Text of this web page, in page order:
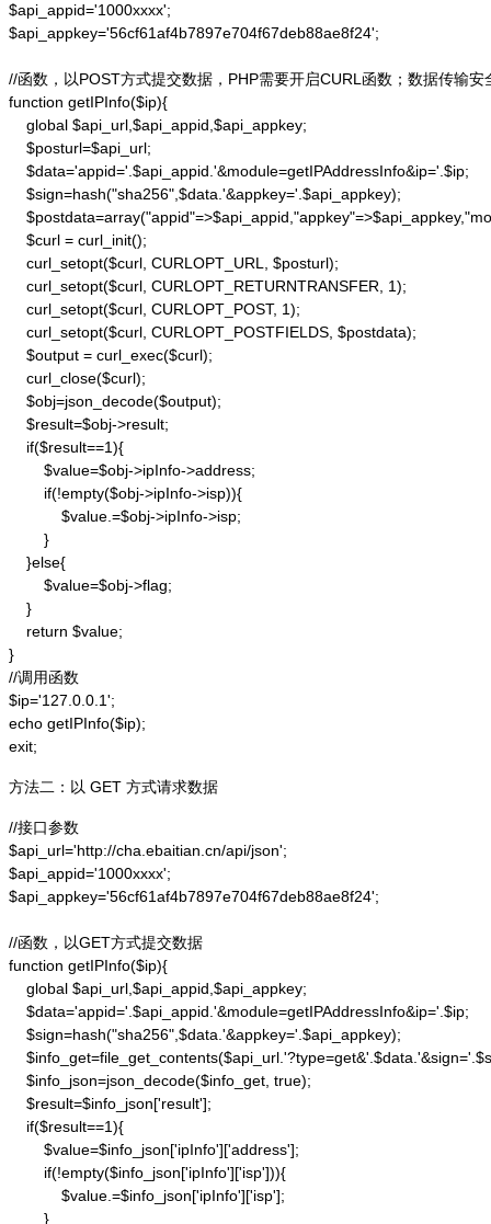
$api_appid='1000xxxx';
$api_appkey='56cf61af4b7897e704f67deb88ae8f24';
//函数，以POST方式提交数据，PHP需要开启CURL函数；数据传输安
function getIPInfo($ip){
    global $api_url,$api_appid,$api_appkey;
    $posturl=$api_url;
    $data='appid='.$api_appid.'&module=getIPAddressInfo&ip='.$ip;
    $sign=hash("sha256",$data.'&appkey='.$api_appkey);
    $curl = curl_init();
    curl_setopt($curl, CURLOPT_URL, $posturl);
    curl_setopt($curl, CURLOPT_RETURNTRANSFER, 1);
    curl_setopt($curl, CURLOPT_POST, 1);
    curl_setopt($curl, CURLOPT_POSTFIELDS, $postdata);
    $output = curl_exec($curl);
    curl_close($curl);
    $obj=json_decode($output);
    $result=$obj->result;
    if($result==1){
        $value=$obj->ipInfo->address;
        if(!empty($obj->ipInfo->isp)){
            $value.=$obj->ipInfo->isp;
        }
    }else{
        $value=$obj->flag;
    }
    return $value;
}
//调用函数
$ip='127.0.0.1';
echo getIPInfo($ip);
exit;
方法二：以 GET 方式请求数据
//接口参数
$api_url='http://cha.ebaitian.cn/api/json';
$api_appid='1000xxxx';
$api_appkey='56cf61af4b7897e704f67deb88ae8f24';
//函数，以GET方式提交数据
function getIPInfo($ip){
    global $api_url,$api_appid,$api_appkey;
    $data='appid='.$api_appid.'&module=getIPAddressInfo&ip='.$ip;
    $sign=hash("sha256",$data.'&appkey='.$api_appkey);
    $info_json=json_decode($info_get, true);
    $result=$info_json['result'];
    if($result==1){
        $value=$info_json['ipInfo']['address'];
        if(!empty($info_json['ipInfo']['isp'])){
            $value.=$info_json['ipInfo']['isp'];
        }